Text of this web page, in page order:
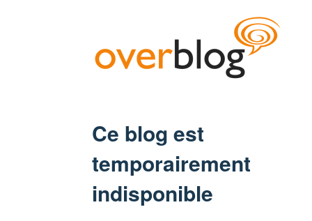
Ce blog est
temporairement
indisponible